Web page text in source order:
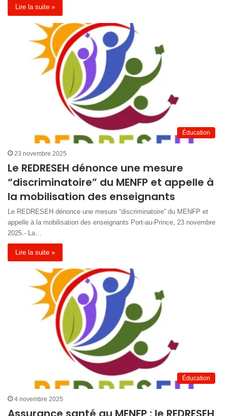
Lire la suite »
Éducation
23 novembre 2025
Le REDRESEH dénonce une mesure
“discriminatoire” du MENFP et appelle à
la mobilisation des enseignants
Le REDRESEH dénonce une mesure “discriminatoire” du MENFP et
appelle à la mobilisation des enseignants Port-au-Prince, 23 novembre
2025.- La…
Lire la suite »
Éducation
4 novembre 2025